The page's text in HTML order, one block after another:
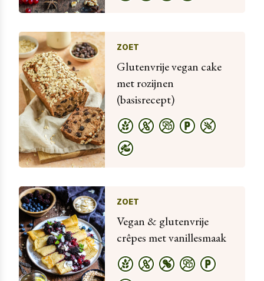
ZOET
Glutenvrije vegan cake
met rozijnen
(basisrecept)
ZOET
Vegan & glutenvrije
crêpes met vanillesmaak